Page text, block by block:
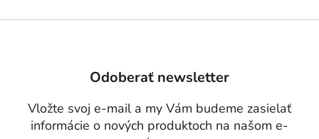
Odoberať newsletter
Vložte svoj e-mail a my Vám budeme zasielať
informácie o nových produktoch na našom e-